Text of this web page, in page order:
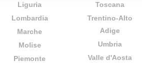
Liguria
Lombardia
Marche
Molise
Piemonte
Toscana
Trentino-Alto
Adige
Umbria
Valle d'Aosta